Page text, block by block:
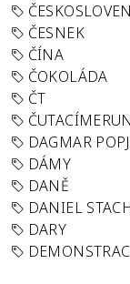
ČESNEK
ČÍNA
ČOKOLÁDA
ČT
DAGMAR
DÁMY
DANĚ
DANIEL STACH
DARY